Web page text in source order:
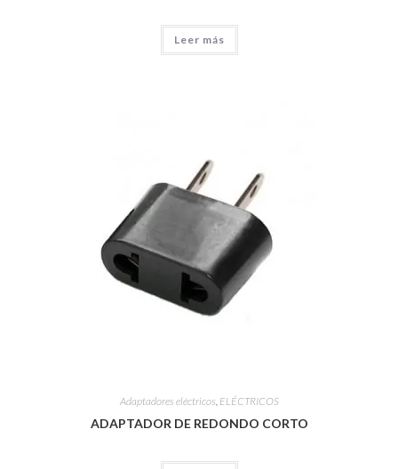
Leer más
Adaptadores eléctricos ELÉCTRICOS
ADAPTADOR DE REDONDO CORTO